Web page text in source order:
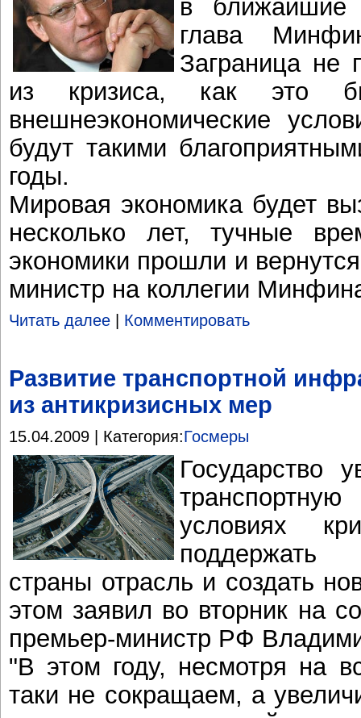
в ближайшие
глава
Заграница не
из кризиса, как это
внешнеэкономические
будут такими
годы.
Мировая экономика будет
несколько лет, тучные
экономики прошли и
министр на коллегии
Читать далее Комментировать
Развитие транспортной
из антикризисных мер
15.04.2009 | Категория:Госмеры
Государство
условиях
поддержать
страны отрасль и создать
этом заявил во вторник на
премьер-министр РФ
"В этом году, несмотря на
таки не сокращаем, а